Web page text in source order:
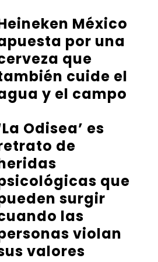
México
por una
que
cuide el
y el campo
Odisea’ es
de
que
surgir
las
violan
valores